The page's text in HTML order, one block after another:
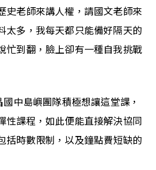
史老師來講人權，請國文老師來
太多，我每天都只能備好隔天的
忙到翻，臉上卻有一種自我挑戰
中島嶼團隊積極想讓這堂課，
性課程，如此便能直接解決協同
括時數限制，以及鐘點費短缺的